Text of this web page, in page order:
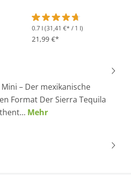
von 4.5 von 5 Sternen
Durchschnittliche
0.7 l (31,41 €* / 1 l)
21,99 €*
– Der mexikanische
Format Der Sierra Tequila
Mehr